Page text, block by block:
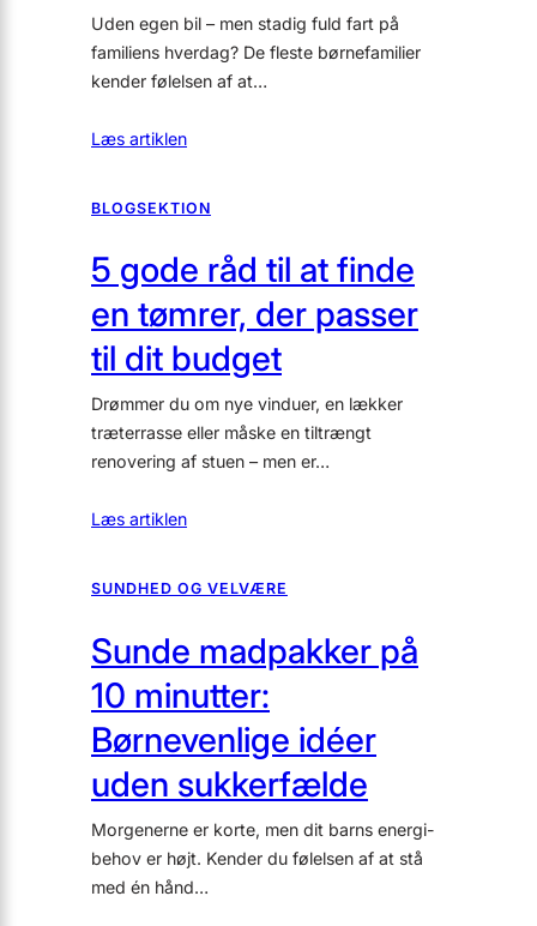
Uden egen bil – men stadig fuld fart på
familiens hverdag? De fleste børnefamilier
kender følelsen af at…
Læs artiklen
BLOGSEKTION
5 gode råd til at finde
en tømrer, der passer
til dit budget
Drømmer du om nye vinduer, en lækker
træterrasse eller måske en tiltrængt
renovering af stuen – men er…
Læs artiklen
SUNDHED OG VELVÆRE
Sunde madpakker på
10 minutter:
Børnevenlige idéer
uden sukkerfælde
Morgenerne er korte, men dit barns energi-
behov er højt. Kender du følelsen af at stå
med én hånd…